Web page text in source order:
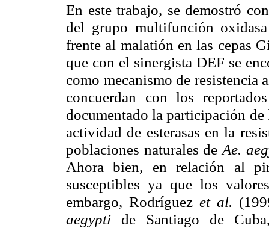
En este trabajo, se demostró
del grupo multifunción
frente al malatión en las cepas
que con el sinergista DEF se
como mecanismo de
concuerdan con los
documentado la participación de
actividad de esterasas en la
poblaciones naturales de Ae.
Ahora bien, en relación al
susceptibles ya que los
embargo, Rodríguezet al.
aegypti de Santiago de